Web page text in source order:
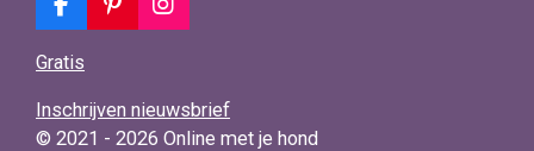
F
a
c
b
o
P
i
e
r
I
n
a
g
Gratis
Inschrijven nieuwsbrief
© 2021 - 2026 Online met je hond